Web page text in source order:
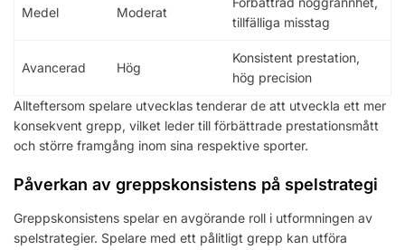
Medel Moderat
tillfälliga misstag
Avancerad Hög
Konsistent prestation,
hög precision
Allteftersom spelare utvecklas tenderar de att utveckla ett mer
konsekvent grepp, vilket leder till förbättrade prestationsmått
och större framgång inom sina respektive sporter.
Påverkan av greppskonsistens på spelstrategi
Greppskonsistens spelar en avgörande roll i utformningen av
spelstrategier. Spelare med ett pålitligt grepp kan utföra